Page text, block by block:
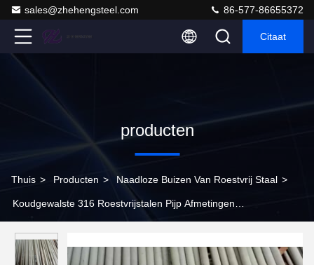
sales@zhehengsteel.com 86-577-86655372
Citaat
producten
Thuis > Producten > Naadloze Buizen Van Roestvrij Staal >
Koudgewalste 316 Roestvrijstalen Pijp Afmetingen